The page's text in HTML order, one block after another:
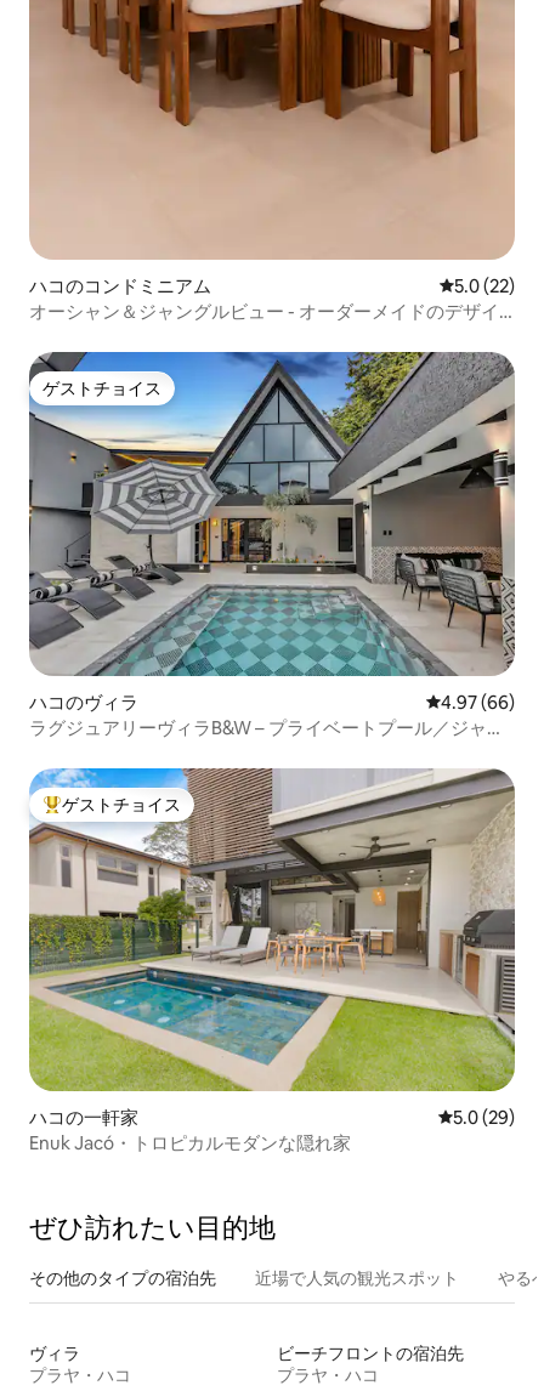
ハコのコンドミニアム レビュー22
5.0 (22)
オーシャン＆ジャングルビュー - オーダーメイドのデザイ
ゲストチョイス
ゲストチョイス
ハコのヴィラ レビュー66
4.97 (66)
ラグジュアリーヴィラB&W – プライベートプール／ジャグ
大好評のゲストチョイスです。
ゲストチョイス
ハコの一軒家 レビュー29
5.0 (29)
Enuk Jacó・トロピカルモダンな隠れ家
ぜひ訪⁠れ⁠た⁠い目⁠的⁠地
その他のタ⁠イ⁠プ⁠の宿⁠泊⁠先 近場で人気の観光スポット やる
ヴィラ
プラヤ・ハコ
ビーチフロントの宿泊先
プラヤ・ハコ